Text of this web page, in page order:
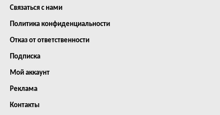
Связаться с нами
Политика конфиденциальности
Отказ от ответственности
Подписка
Мой аккаунт
Реклама
Контакты